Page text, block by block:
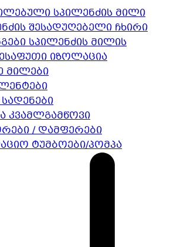
სპილენძის მილი
შესადუღებელი ჩხირი
სპილენძის მილის
იზოლაცია
მილები
კვამლგამწოვი
/ დამფერები
ტუმბოები/პომპა